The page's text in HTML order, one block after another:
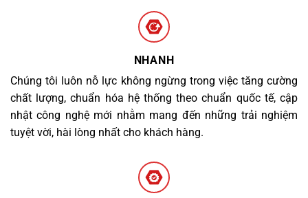
NHANH
Chúng tôi luôn nỗ lực không ngừng trong việc tăng cường
chất lượng, chuẩn hóa hệ thống theo chuẩn quốc tế, cập
nhật công nghệ mới nhằm mang đến những trải nghiệm
tuyệt vời, hài lòng nhất cho khách hàng.